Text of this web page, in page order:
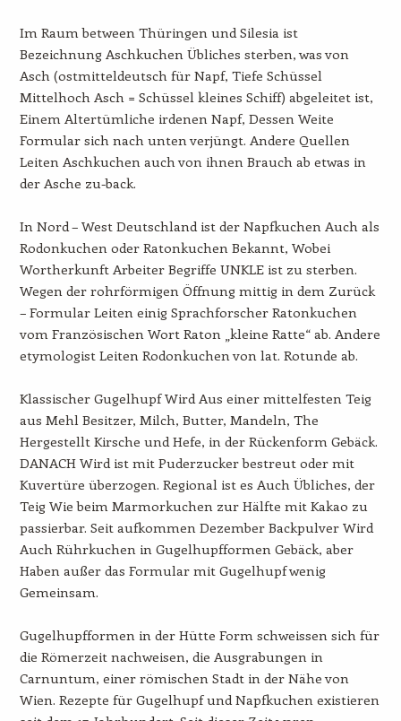
Im Raum between Thüringen und Silesia ist
Bezeichnung Aschkuchen Übliches sterben, was von
Asch (ostmitteldeutsch für Napf, Tiefe Schüssel
Mittelhoch Asch = Schüssel kleines Schiff) abgeleitet ist,
Einem Altertümliche irdenen Napf, Dessen Weite
Formular sich nach unten verjüngt. Andere Quellen
Leiten Aschkuchen auch von ihnen Brauch ab etwas in
der Asche zu-back.
In Nord – West Deutschland ist der Napfkuchen Auch als
Rodonkuchen oder Ratonkuchen Bekannt, Wobei
Wortherkunft Arbeiter Begriffe UNKLE ist zu sterben.
Wegen der rohrförmigen Öffnung mittig in dem Zurück
– Formular Leiten einig Sprachforscher Ratonkuchen
vom Französischen Wort Raton „kleine Ratte“ ab. Andere
etymologist Leiten Rodonkuchen von lat. Rotunde ab.
Klassischer Gugelhupf Wird Aus einer mittelfesten Teig
aus Mehl Besitzer, Milch, Butter, Mandeln, The
Hergestellt Kirsche und Hefe, in der Rückenform Gebäck.
DANACH Wird ist mit Puderzucker bestreut oder mit
Kuvertüre überzogen. Regional ist es Auch Übliches, der
Teig Wie beim Marmorkuchen zur Hälfte mit Kakao zu
passierbar. Seit aufkommen Dezember Backpulver Wird
Auch Rührkuchen in Gugelhupfformen Gebäck, aber
Haben außer das Formular mit Gugelhupf wenig
Gemeinsam.
Gugelhupfformen in der Hütte Form schweissen sich für
die Römerzeit nachweisen, die Ausgrabungen in
Carnuntum, einer römischen Stadt in der Nähe von
Wien. Rezepte für Gugelhupf und Napfkuchen existieren